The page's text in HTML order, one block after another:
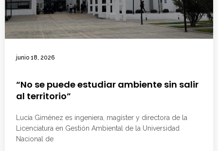
junio 18, 2026
“No se puede estudiar ambiente sin salir
al territorio”
Lucía Giménez es ingeniera, magíster y directora de la
Licenciatura en Gestión Ambiental de la Universidad
Nacional de